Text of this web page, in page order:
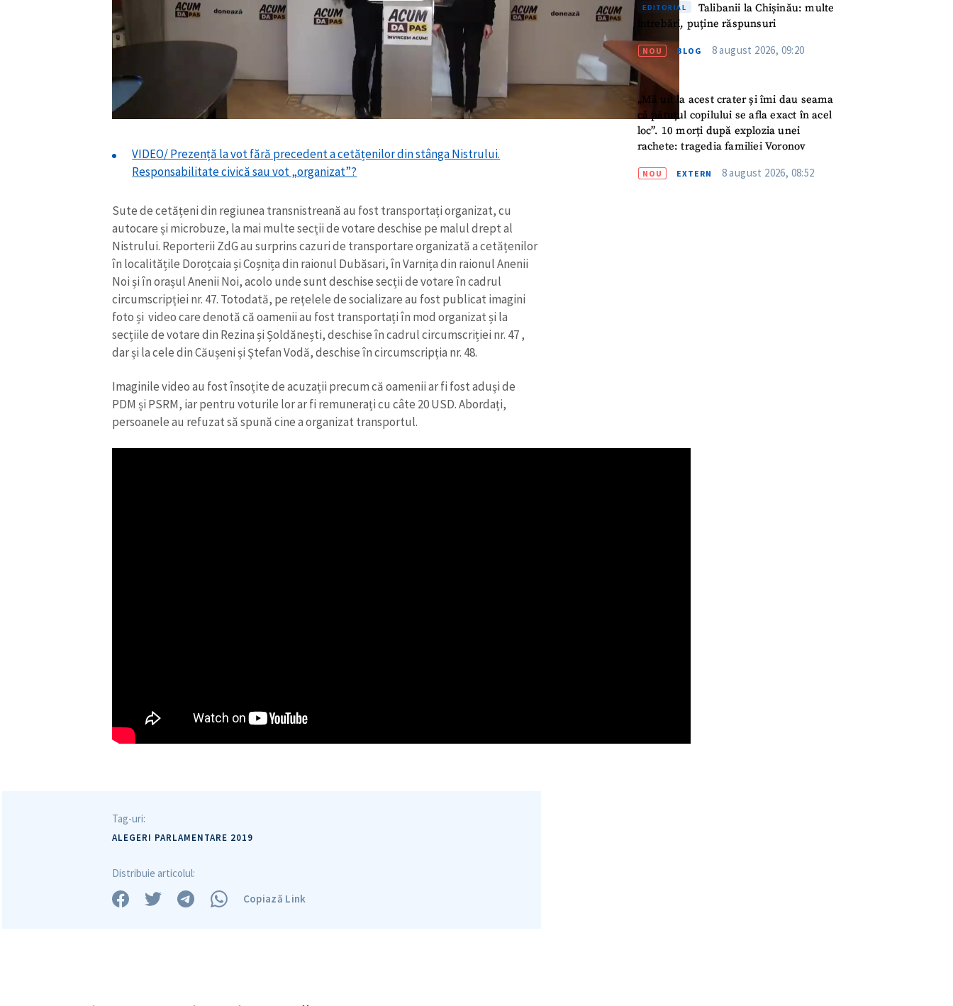
VIDEO/ Prezență la vot fără precedent a cetățenilor din stânga Nistrului.
Responsabilitate civică sau vot „organizat”?
Sute de cetățeni din regiunea transnistreană au fost transportați organizat, cu
autocare și microbuze, la mai multe secții de votare deschise pe malul drept al
Nistrului. Reporterii ZdG au surprins cazuri de transportare organizată a cetățenilor
în localitățile Doroțcaia și Coșnița din raionul Dubăsari, în Varnița din raionul Anenii
Noi și în orașul Anenii Noi, acolo unde sunt deschise secții de votare în cadrul
circumscripției nr. 47. Totodată, pe rețelele de socializare au fost publicat imagini
foto și video care denotă că oamenii au fost transportați în mod organizat și la
secțiile de votare din Rezina și Șoldănești, deschise în cadrul circumscriției nr. 47 ,
dar și la cele din Căușeni și Ștefan Vodă, deschise în circumscripția nr. 48.
Imaginile video au fost însoțite de acuzații precum că oamenii ar fi fost aduși de
PDM și PSRM, iar pentru voturile lor ar fi remunerați cu câte 20 USD. Abordați,
persoanele au refuzat să spună cine a organizat transportul.
Tag-uri:
ALEGERI PARLAMENTARE 2019
Distribuie articolul:
Copiază Link
EDITORIAL
Talibanii la Chișinău: multe
întrebări, puține răspunsuri
NOU BLOG 8 august 2026, 09:20
„Mă uit la acest crater și îmi dau seama
că pătuțul copilului se afla exact în acel
loc”. 10 morți după explozia unei
rachete: tragedia familiei Voronov
NOU EXTERN 8 august 2026, 08:52
+ Încarcă imagine
+ Link media
Nume + Numele meu
+ Emailul meu
+ Telefon personal
Am citit și sunt de acord cu politica de
TRIMITE ȘTIREA